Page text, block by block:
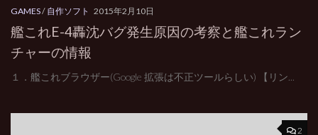
GAMES/ 自作ソフト 2015年2月10日
艦これE-4轟沈バグ発生原因の考察と艦これラン
チャーの情報
１．艦これブラウザー(Google 拡張は不正ツールらしい) 【リン...
2